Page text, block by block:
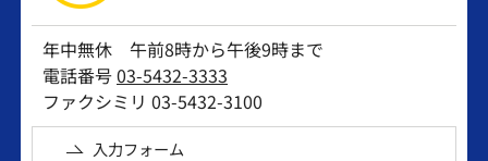
年中無休 午前8時から午後9時まで
電話番号03-5432-3333
ファクシミリ 03-5432-3100
入力フォーム